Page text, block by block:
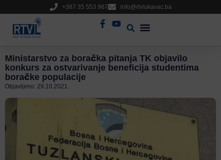
+387 35 553 967 info@rtvlukavac.ba
Ministarstvo za boračka pitanja TK objavilo
konkurs za ostvarivanje beneficija studentima
boračke populacije
Objavljeno: 29.10.2021.